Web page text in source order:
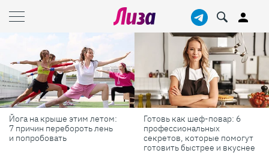
Готовь как шеф-повар: 6
профессиональных
секретов, которые помогут
Масштабные приключения:
самые красивые фестивали
России в августе